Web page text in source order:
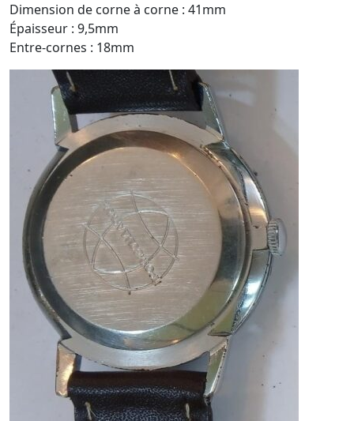
Dimension de corne à corne : 41mm
Épaisseur : 9,5mm
Entre-cornes : 18mm